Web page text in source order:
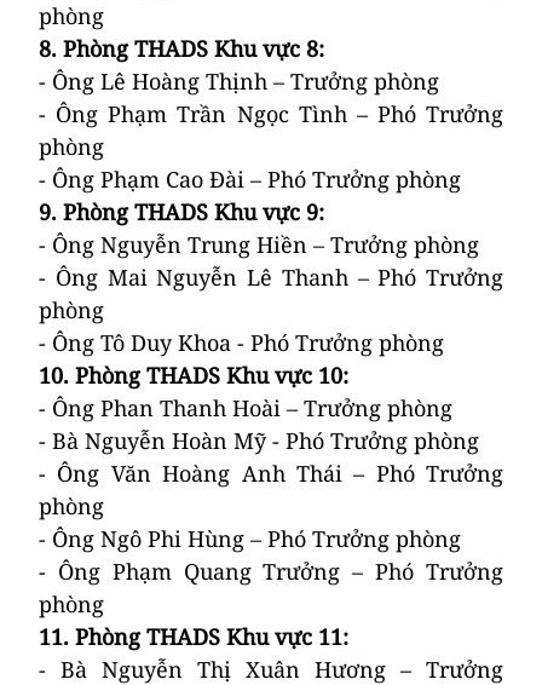
phòng
8. Phòng THADS Khu vực 8:
- Ông Lê Hoàng Thịnh – Trưởng phòng
- Ông Phạm Trần Ngọc Tình – Phó Trưởng
phòng
- Ông Phạm Cao Đài – Phó Trưởng phòng
9. Phòng THADS Khu vực 9:
- Ông Nguyễn Trung Hiền – Trưởng phòng
- Ông Mai Nguyễn Lê Thanh – Phó Trưởng
phòng
- Ông Tô Duy Khoa - Phó Trưởng phòng
10. Phòng THADS Khu vực 10:
- Ông Phan Thanh Hoài – Trưởng phòng
- Bà Nguyễn Hoàn Mỹ - Phó Trưởng phòng
- Ông Văn Hoàng Anh Thái – Phó Trưởng
phòng
- Ông Ngô Phi Hùng – Phó Trưởng phòng
- Ông Phạm Quang Trưởng – Phó Trưởng
phòng
11. Phòng THADS Khu vực 11:
- Bà Nguyễn Thị Xuân Hương – Trưởng